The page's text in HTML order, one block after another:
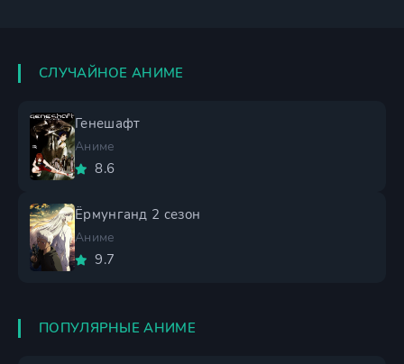
СЛУЧАЙНОЕ АНИМЕ
Генешафт
Аниме
8.6
Ёрмунганд 2 сезон
Аниме
9.7
ПОПУЛЯРНЫЕ АНИМЕ